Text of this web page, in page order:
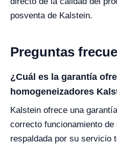
posventa de Kalstein.
Preguntas
¿Cuál es la garantía
homogeneizadores
Kalstein ofrece una
correcto funcionamiento
respaldada por su servicio